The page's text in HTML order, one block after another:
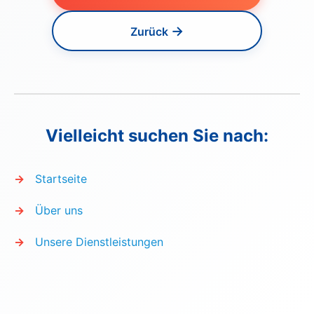
Zurück →
Vielleicht suchen Sie nach:
Startseite
Über uns
Unsere Dienstleistungen